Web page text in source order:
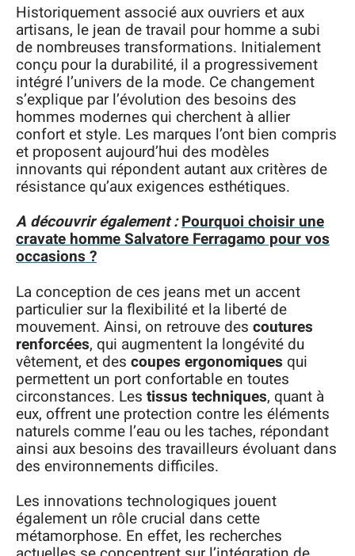
Historiquement associé aux ouvriers et aux
artisans, le jean de travail pour homme a subi
de nombreuses transformations. Initialement
conçu pour la durabilité, il a progressivement
intégré l’univers de la mode. Ce changement
s’explique par l’évolution des besoins des
hommes modernes qui cherchent à allier
confort et style. Les marques l’ont bien compris
et proposent aujourd’hui des modèles
innovants qui répondent autant aux critères de
résistance qu’aux exigences esthétiques.
A découvrir également :Pourquoi choisir une
cravate homme Salvatore Ferragamo pour vos
occasions ?
La conception de ces jeans met un accent
particulier sur la flexibilité et la liberté de
mouvement. Ainsi, on retrouve des coutures
renforcées, qui augmentent la longévité du
vêtement, et des coupes ergonomiques qui
permettent un port confortable en toutes
circonstances. Les tissus techniques, quant à
eux, offrent une protection contre les éléments
naturels comme l’eau ou les taches, répondant
ainsi aux besoins des travailleurs évoluant dans
des environnements difficiles.
Les innovations technologiques jouent
également un rôle crucial dans cette
métamorphose. En effet, les recherches